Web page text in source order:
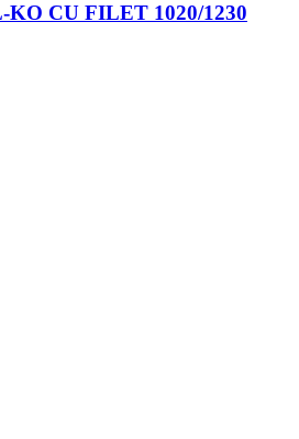
CU FILET 1020/1230